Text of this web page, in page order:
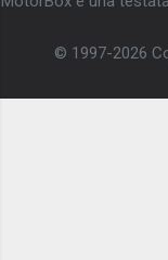
© 1997-2026